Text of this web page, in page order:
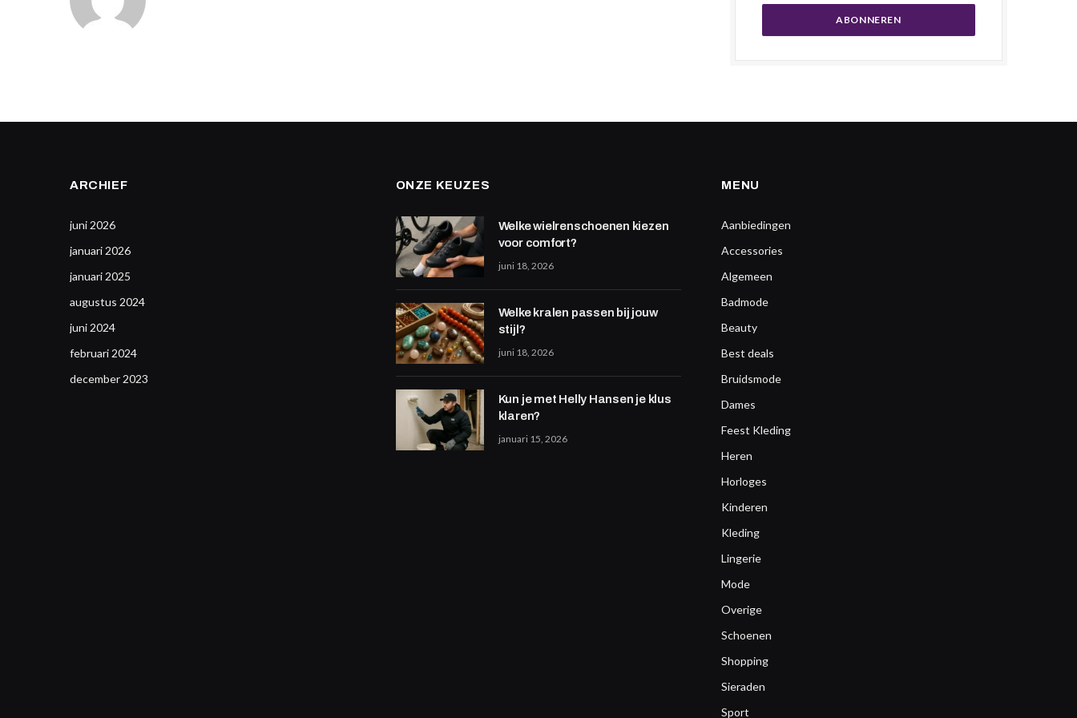
ARCHIEF
juni 2026
januari 2026
januari 2025
augustus 2024
juni 2024
februari 2024
december 2023
ONZE KEUZES
Welke wielrenschoenen kiezen
voor comfort?
juni 18, 2026
Welke kralen passen bij jouw
stijl?
juni 18, 2026
Kun je met Helly Hansen je klus
klaren?
januari 15, 2026
MENU
Aanbiedingen
Accessories
Algemeen
Badmode
Beauty
Best deals
Bruidsmode
Dames
Feest Kleding
Heren
Horloges
Kinderen
Kleding
Lingerie
Mode
Overige
Schoenen
Shopping
Sieraden
Sport